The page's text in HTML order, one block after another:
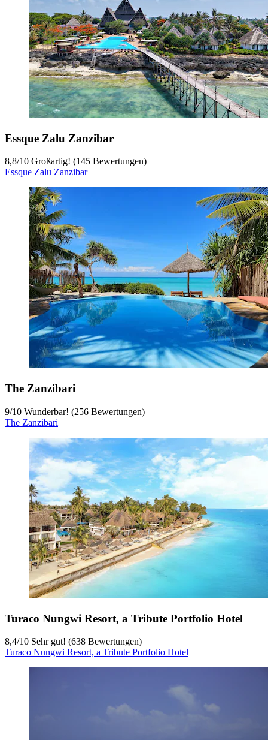
Essque Zalu Zanzibar
8,8/10 Großartig! (145 Bewertungen)
Essque Zalu Zanzibar
The Zanzibari
9/10 Wunderbar! (256 Bewertungen)
The Zanzibari
Turaco Nungwi Resort, a Tribute Portfolio Hotel
8,4/10 Sehr gut! (638 Bewertungen)
Turaco Nungwi Resort, a Tribute Portfolio Hotel